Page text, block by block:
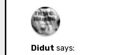
Didut says: